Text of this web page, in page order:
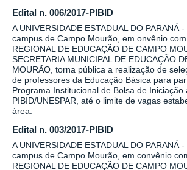
Edital n. 006/2017-PIBID
A UNIVERSIDADE ESTADUAL DO PARANÁ -
campus de Campo Mourão, em onvênio
REGIONAL DE EDUCAÇÃO DE CAMPO
SECRETARIA MUNICIPAL DE EDUCAÇÃO
MOURÃO, torna pública a realização de
de professores da Educação Básica para
Programa Institucional de Bolsa de Iniciação
PIBID/UNESPAR, até o limite de vagas
área.
Edital n. 003/2017-PIBID
A UNIVERSIDADE ESTADUAL DO PARANÁ -
campus de Campo Mourão, em convênio
REGIONAL DE EDUCAÇÃO DE CAMPO